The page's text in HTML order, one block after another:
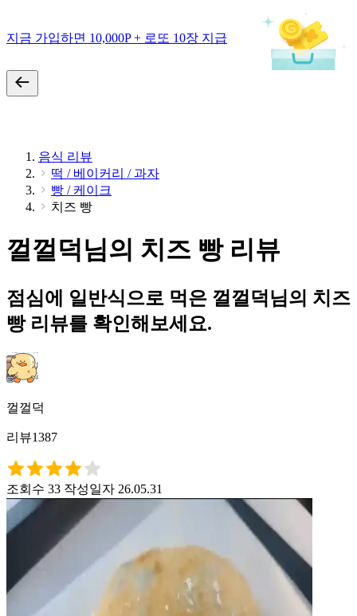
지금 가입하면 10,000P + 로또 10장 지급
음식 리뷰
떡 / 베이커리 / 과자
빵 / 케이크
치즈 빵
껄껄덕님의 치즈 빵 리뷰
점심에 일반식으로 먹은 껄껄덕님의 치즈
빵 리뷰를 확인해보세요.
껄껄덕
리뷰1387
조회수 33 작성일자 26.05.31